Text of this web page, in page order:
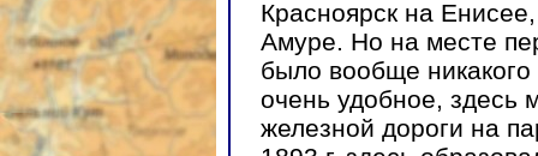
Красноярск на
Амуре. Но на месте
было вообще никакого
очень удобное, здесь
железной дороги на